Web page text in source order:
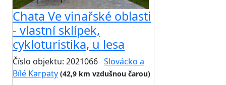
Chata Ve vinařské oblasti
- vlastní sklípek,
cykloturistika, u lesa
Číslo objektu: 2021066 Slovácko a
Bílé Karpaty (42,9 km vzdušnou čarou)